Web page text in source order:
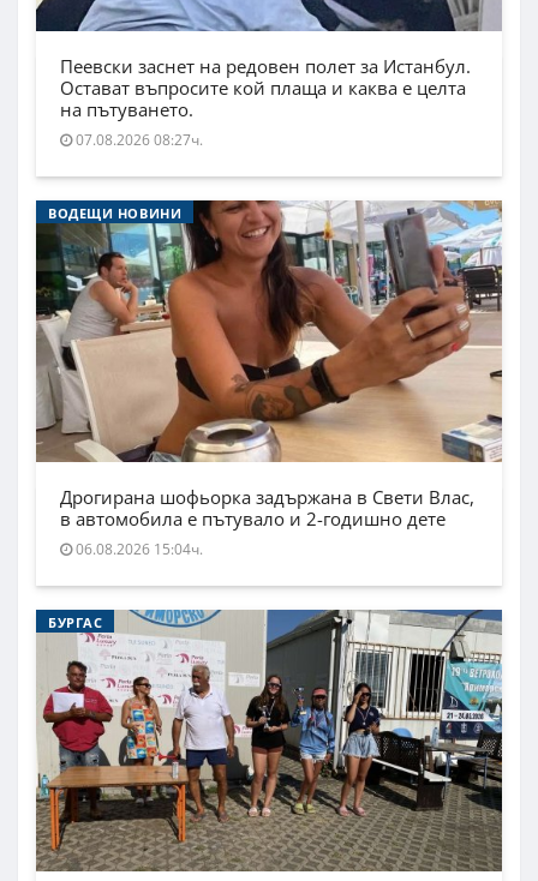
Пеевски заснет на редовен полет за Истанбул.
Остават въпросите кой плаща и каква е целта
на пътуването.
07.08.2026 08:27ч.
ВОДЕЩИ НОВИНИ
Дрогирана шофьорка задържана в Свети Влас,
в автомобила е пътувало и 2-годишно дете
06.08.2026 15:04ч.
БУРГАС